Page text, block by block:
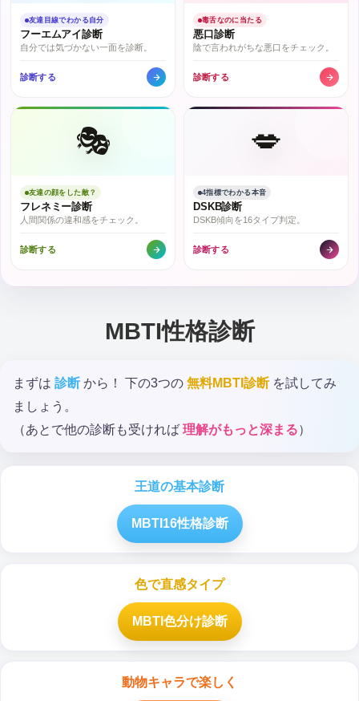
友達目線でわかる自分
フーエムアイ診断
自分では気づかない一面を診断。
診断する
毒舌なのに当たる
悪口診断
陰で言われがちな悪口をチェック。
診断する
🎭
友達の顔をした敵？
フレネミー診断
人間関係の違和感をチェック。
診断する
💋
4指標でわかる本音
DSKB診断
DSKB傾向を16タイプ判定。
診断する
MBTI性格診断
まずは 診断 から！ 下の3つの 無料MBTI診断を試してみ
ましょう。
（あとで他の診断も受ければ 理解がもっと深まる）
王道の基本診断
MBTI16性格診断
色で直感タイプ
MBTI色分け診断
動物キャラで楽しく